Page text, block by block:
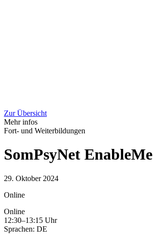
Zur Übersicht
Mehr infos
Fort- und Weiterbildungen
SomPsyNet EnableMe
29. Oktober 2024
Online
Online
12:30–13:15 Uhr
Sprachen: DE